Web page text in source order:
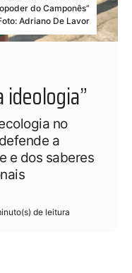
do Camponês”
Adriano De Lavor
ideologia”
no
a
e dos saberes
de leitura